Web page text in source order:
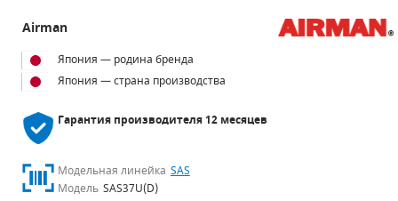
Airman
Япония — родина бренда
Япония — страна производства
Гарантия производителя12 месяцев
Модельная линейка SAS
Модель SAS37U(D)
ДЛЯ ВАКУУМНЫХ НАСОСОВ